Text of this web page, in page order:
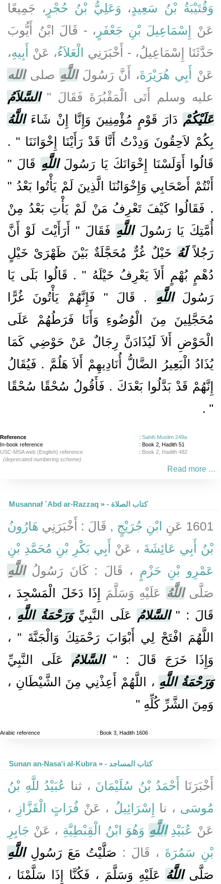
وَقُتَيْبَةُ بْنُ سَعِيدٍ ، وَعَلِيُّ بْنُ حُجْرٍ ، جَمِيعًا
عَنْ إِسْمَاعِيلَ بْنِ جَعْفَرٍ ، - قَالَ ابْنُ أَيُّوبَ
حَدَّثَنَا إِسْمَاعِيلُ، - أَخْبَرَنِي الْعَلاَءُ، عَنْ أَبِيهِ،
عَنْ أَبِي هُرَيْرَةَ، أَنَّ رَسُولَاللَّهِ صلىالله
عليه وسلم أَتَى الْمَقْبُرَةَ فَقَالَ ‏"‏السَّلاَمُ
عَلَيْكُمْ دَارَ قَوْمٍ مُؤْمِنِينَ وَإِنَّا إِنْ شَاءَاللَّهُ
بِكُمْ لاَحِقُونَ وَدِدْتُ أَنَّا قَدْ رَأَيْنَا إِخْوَانَنَا ‏"‏ ‏.‏
قَالُوا أَوَلَسْنَا إِخْوَانَكَ يَا رَسُولَاللَّهِ قَالَ ‏"‏
أَنْتُمْ أَصْحَابِي وَإِخْوَانُنَا الَّذِينَ لَمْ يَأْتُوا بَعْدُ ‏"‏
‏.‏ فَقَالُوا كَيْفَ تَعْرِفُ مَنْ لَمْ يَأْتِ بَعْدُ مِنْ
أُمَّتِكَ يَا رَسُولَاللَّهِ فَقَالَ ‏"‏ أَرَأَيْتَ لَوْ أَنَّ
رَجُلاًلَهُ خَيْلٌ غُرٌّ مُحَجَّلَةٌ بَيْنَ ظَهْرَىْ خَيْلٍ
دُهْمٍ بُهْمٍ أَلاَ يَعْرِفُ خَيْلَهُ ‏"‏ ‏.‏ قَالُوا بَلَى يَا
رَسُولَاللَّهِ ‏.‏ قَالَ ‏"‏ فَإِنَّهُمْ يَأْتُونَ غُرًّا
مُحَجَّلِينَ مِنَ الْوُضُوءِ وَأَنَا فَرَطُهُمْ عَلَى
الْحَوْضِ أَلاَ لَيُذَادَنَّ رِجَالٌ عَنْ حَوْضِي كَمَا
يُذَادُ الْبَعِيرُ الضَّالُّ أُنَادِيهِمْ أَلاَ هَلُمَّ ‏.‏ فَيُقَالُ
إِنَّهُمْ قَدْ بَدَّلُوا بَعْدَكَ ‏.‏ فَأَقُولُ سُحْقًا سُحْقًا
‏"‏ ‏.‏
Reference : Sahih Muslim 249a
In-book reference
: Book 2, Hadith 51
USC-MSA web (English) reference
: Book 2, Hadith 482
(deprecated numbering scheme)
Read more …
Musannaf `Abd ar-Razzaq » - كتاب الصلاة
1601 عَنِ ابْنِ جُرَيْجٍ , قَالَ : أَخْبَرَنِي هَارُونُ
بْنُ أَبِي عَائِشَةَ ، عَنْ أَبِي بَكْرِ بْنِ مُحَمَّدِ بْنِ
عَمْرِو بْنِ حَزْمٍ ، قَالَ : كَانَ رَسُولُاللَّهِ
صَلَّىاللَّهُ عَلَيْهِ وَسَلَّمَ إِذَا دَخَلَ الْمَسْجِدَ ،
قَالَ : "السَّلامُ عَلَى النَّبِيِّوَرَحْمَةُ اللَّهِ ،
اللَّهُمَ افْتَحْ لِي أَبْوَابَ رَحْمَتِكَ وَالْجَنَّةَ " ،
وَإِذَا خَرَجَ قَالَ : "السَّلامُ عَلَى النَّبِيِّ
وَرَحْمَةُ اللَّهِ ، اللَّهُمْ أَعِذْنِي مِنَ الشَّيْطَانِ ،
وَمِنَ الشَّرِّ كُلِّهِ "
Arabic reference : Book 3, Hadith 1606
Sunan an-Nasa'i al-Kubra» - كتاب المساجد
أَخْبَرَنَا أَحْمَدُ بْنُ سُلَيْمَانَ ، ثنا عُبَيْدُ للَّهِ بْنُ
مُوسَى ، نا إِسْرَائِيلُ ، عَنْ فُرَاتٍ الْقَزَّازِ
،
عَنْ عُبَيْدِاللَّهِ وَهُوَ ابْنُ الْقِبْطِيَّةِ ، عَنْ جَابِرِ
بْنِ سَمُرَةَ ، قَالَ : صَلَّيْتُ مَعَ رَسُولِاللَّهِ
صَلَّىاللَّهُ عَلَيْهِ وَسَلَّمَ ، فَكُنَّا إِذَا سَلَّمْنَا ،